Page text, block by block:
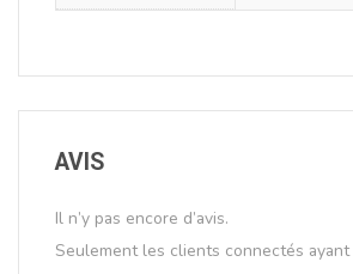
AVIS
Il n’y pas encore d’avis.
Seulement les clients connectés